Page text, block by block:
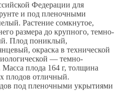
Федерации для
и под пленочными
Растение сомкнутое,
размера до крупного, темно-
Плод пониклый,
окраска в технической
— темно-
плода 164 г, толщина
плодов отличный.
под пленочными укрытиями